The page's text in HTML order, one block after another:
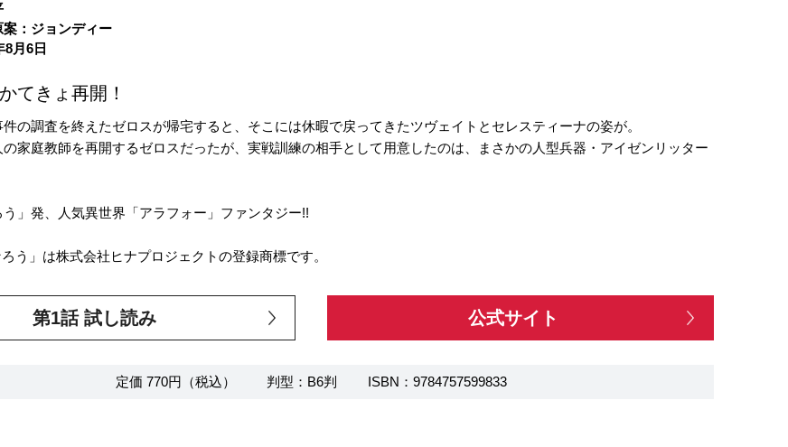
：ジョンディー
8月6日
てきょ再開！
件の調査を終えたゼロスが帰宅すると、そこには休暇で戻ってきたツヴェイトとセレスティーナの姿が。
家庭教師を再開するゼロスだったが、実戦訓練の相手として用意したのは、まさかの人型兵器・アイゼンリッター
う」発、人気異世界「アラフォー」ファンタジー!!
う」は株式会社ヒナプロジェクトの登録商標です。
第1話 試し読み 公式サイト
定価 770円（税込） 判型：B6判 ISBN：9784757599833